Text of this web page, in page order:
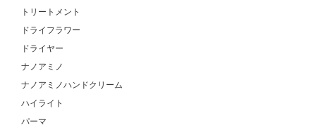
トリートメント
ドライフラワー
ドライヤー
ナノアミノ
ナノアミノハンドクリーム
ハイライト
パーマ